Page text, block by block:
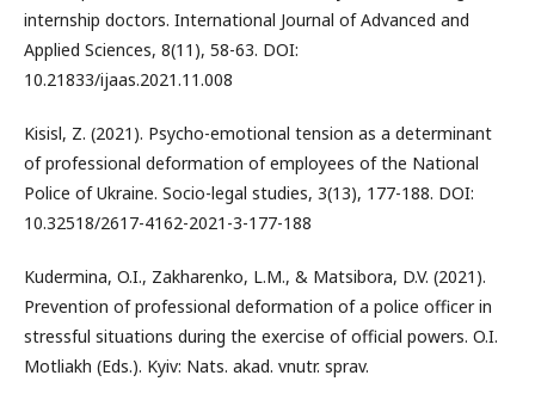
internship doctors. International Journal of Advanced and
Applied Sciences, 8(11), 58-63. DOI:
10.21833/ijaas.2021.11.008
Kisisl, Z. (2021). Psycho-emotional tension as a determinant
of professional deformation of employees of the National
Police of Ukraine. Socio-legal studies, 3(13), 177-188. DOI:
10.32518/2617-4162-2021-3-177-188
Kudermina, O.I., Zakharenko, L.M., & Matsibora, D.V. (2021).
Prevention of professional deformation of a police officer in
stressful situations during the exercise of official powers. O.I.
Motliakh (Eds.). Kyiv: Nats. akad. vnutr. sprav.